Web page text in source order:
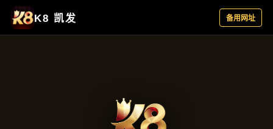
行业资讯